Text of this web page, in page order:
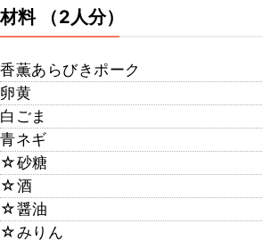
材料 （2人分）
香薫あらびきポーク
卵黄
白ごま
青ネギ
☆砂糖
☆酒
☆醤油
☆みりん